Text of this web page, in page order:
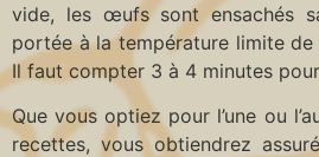
vide, les œufs sont ensachés
portée à la température limite
Il faut compter 3 à 4 minutes
Que vous optiez pour l’une ou
recettes, vous obtiendrez